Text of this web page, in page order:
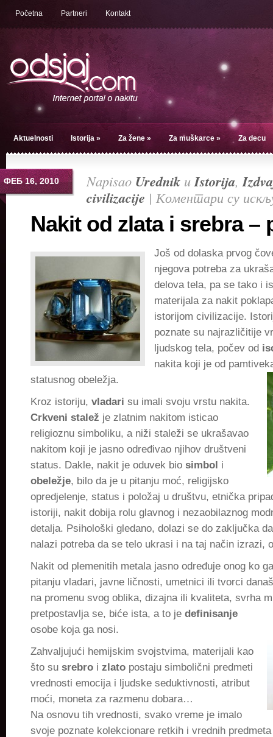
Početna Partneri Kontakt
Aktuelnosti Istorija » Za žene » Za muškarce » Za decu
ФЕБ 16, 2010 Napisao Urednik uIstorija,
civilizacije | Коментари су
Nakit od zlata i srebra –
Još od dolaska prvog
njegova potreba za
delova tela, pa se tako i
materijala za nakit
istorijom civilizacije.
poznate su najrazličitije
ljudskog tela, počev od
nakita koji je od
statusnog obeležja.
Kroz istoriju, vladari su imali svoju vrstu nakita.
Crkveni stalež je zlatnim nakitom isticao
religioznu simboliku, a niži staleži se ukrašavao
nakitom koji je jasno određivao njihov društveni
status. Dakle, nakit je oduvek bio simbol i
obeležje, bilo da je u pitanju moć, religijsko
opredjelenje, status i položaj u društvu, etnička
istoriji, nakit dobija rolu glavnog i nezaobilaznog
detalja. Psihološki gledano, dolazi se do zaključka
nalazi potreba da se telo ukrasi i na taj način izrazi,
Nakit od plemenitih metala jasno određuje onog ko
pitanju vladari, javne ličnosti, umetnici ili tvorci
na promenu svog oblika, dizajna ili kvaliteta, svrha
pretpostavlja se, biće ista, a to je definisanje
osobe koja ga nosi.
Zahvaljujući hemijskim svojstvima, materijali kao
što su srebro i zlato postaju simbolični predmeti
vrednosti emocija i ljudske seduktivnosti, atribut
moći, moneta za razmenu dobara…
Na osnovu tih vrednosti, svako vreme je imalo
svoje poznate kolekcionare retkih i vrednih